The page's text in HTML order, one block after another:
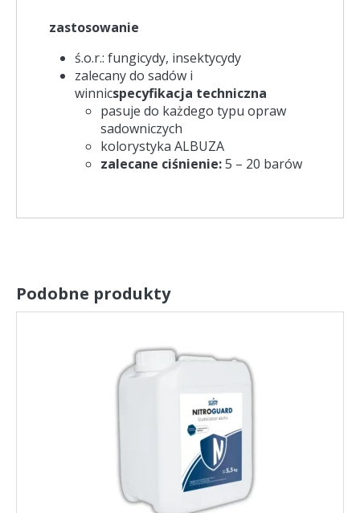
zastosowanie
ś.o.r.: fungicydy, insektycydy
zalecany do sadów i
winnicspecyfikacja techniczna
pasuje do każdego typu opraw
sadowniczych
kolorystyka ALBUZA
zalecane ciśnienie:5 – 20 barów
Podobne produkty
ma
wariantów.
Opcje
można
wybrać
na
stronie
produktu